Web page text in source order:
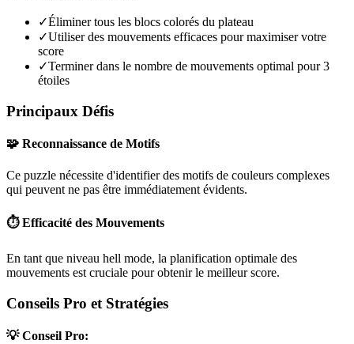
✓Éliminer tous les blocs colorés du plateau
✓Utiliser des mouvements efficaces pour maximiser votre
score
✓Terminer dans le nombre de mouvements optimal pour 3
étoiles
Principaux Défis
🧩 Reconnaissance de Motifs
Ce puzzle nécessite d'identifier des motifs de couleurs complexes
qui peuvent ne pas être immédiatement évidents.
⏱️ Efficacité des Mouvements
En tant que niveau hell mode, la planification optimale des
mouvements est cruciale pour obtenir le meilleur score.
Conseils Pro et Stratégies
💡 Conseil Pro: